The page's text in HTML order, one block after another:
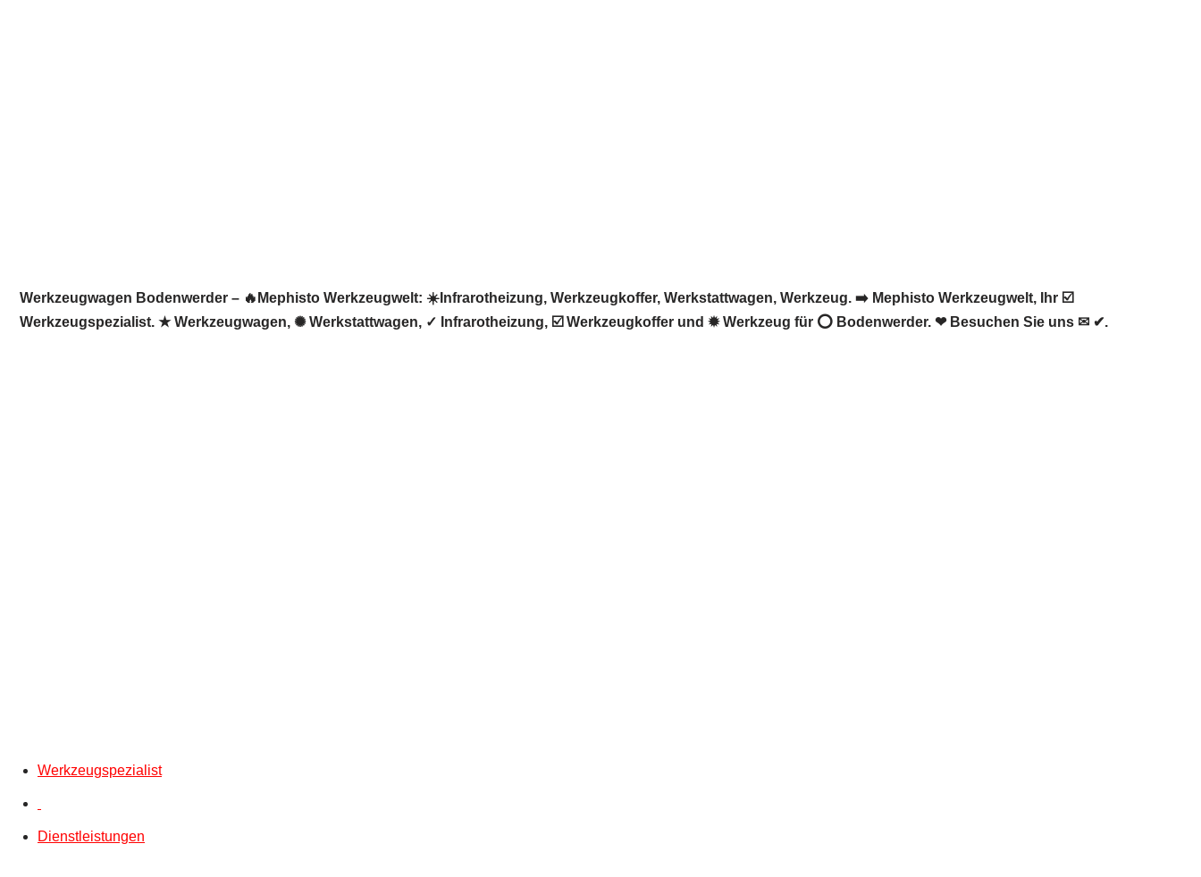
Werkzeugwagen Bodenwerder – 🔥Mephisto Werkzeugwelt: ☀️Infrarotheizung, Werkzeugkoffer, Werkstattwagen, Werkzeug. ➡️ Mephisto Werkzeugwelt, Ihr ☑️
Werkzeugspezialist. ★ Werkzeugwagen, ✺ Werkstattwagen, ✓ Infrarotheizung, ☑️ Werkzeugkoffer und ✹ Werkzeug für ⭕ Bodenwerder. ❤ Besuchen Sie uns ✉ ✔.
Werkzeugspezialist
Dienstleistungen